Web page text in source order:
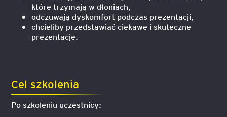
które trzymają w dłoniach,
odczuwają dyskomfort podczas prezentacji,
chcieliby przedstawiać ciekawe i skuteczne
prezentacje.
Cel szkolenia
Po szkoleniu uczestnicy: